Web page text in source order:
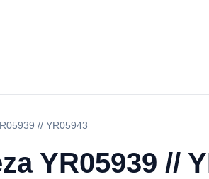
// YR05943
YR05939 //